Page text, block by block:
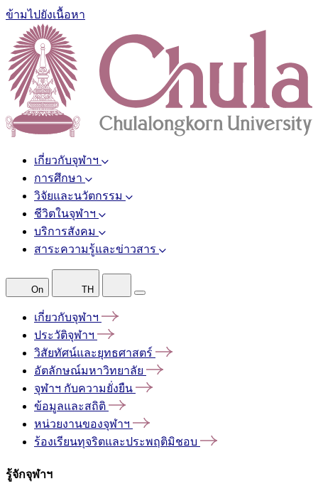
ข้ามไปยังเนื้อหา
เกี่ยวกับจุฬาฯ
การศึกษา
วิจัยและนวัตกรรม
ชีวิตในจุฬาฯ
บริการสังคม
สาระความรู้และข่าวสาร
On TH
เกี่ยวกับจุฬาฯ
ประวัติจุฬาฯ
วิสัยทัศน์และยุทธศาสตร์
อัตลักษณ์มหาวิทยาลัย
จุฬาฯ กับความยั่งยืน
ข้อมูลและสถิติ
หน่วยงานของจุฬาฯ
ร้องเรียนทุจริตและประพฤติมิชอบ
รู้จักจุฬาฯ